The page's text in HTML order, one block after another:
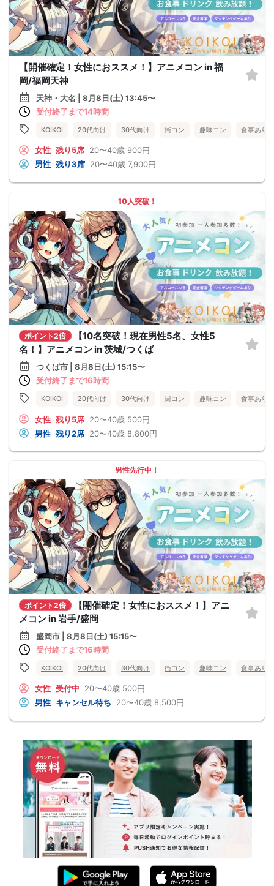
【開催確定！女性におススメ！】アニメコン in 福
岡/福岡天神
天神・大名 | 8月8日(土) 13:45〜
受付終了まで14時間
KOIKOI 20代向け 30代向け 街コン 趣味コン 食事あり
女性 残り5席 20〜40歳 900円
男性 残り3席 20〜40歳 7,900円
10人突破！
ポイント2倍
【10名突破！現在男性5名、女性5
名！】アニメコン in 茨城/つくば
つくば市 | 8月8日(土) 15:15〜
受付終了まで16時間
KOIKOI 20代向け 30代向け 街コン 趣味コン 食事あり
女性 残り5席 20〜40歳 500円
男性 残り2席 20〜40歳 8,800円
男性先行中！
ポイント2倍
【開催確定！女性におススメ！】アニ
メコン in 岩手/盛岡
盛岡市 | 8月8日(土) 15:15〜
受付終了まで16時間
KOIKOI 20代向け 30代向け 街コン 趣味コン 食事あり
女性 受付中 20〜40歳 500円
男性 キャンセル待ち 20〜40歳 8,500円